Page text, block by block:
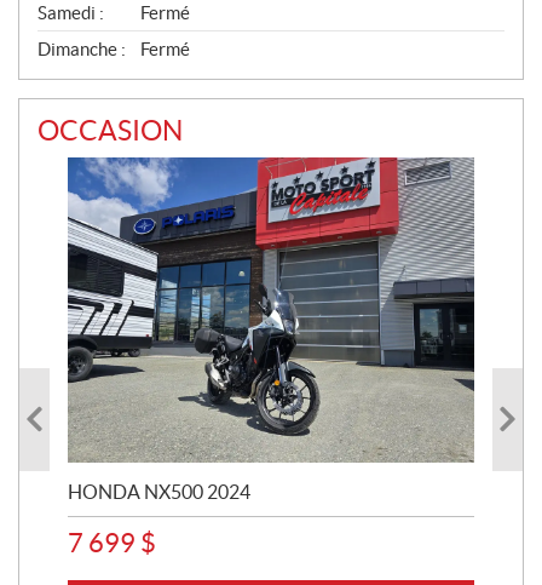
Samedi :
Fermé
Dimanche :
Fermé
OCCASION
HONDA NX500 2024
7 699 $